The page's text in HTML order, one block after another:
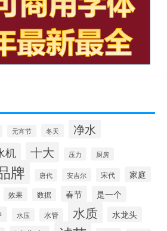
元宵节 冬天 净水
机 十大 压力 厨房
牌 唐代 安吉尔 宋代
家庭
效果 数据 春节 是一个
水压 水管 水质 水龙头